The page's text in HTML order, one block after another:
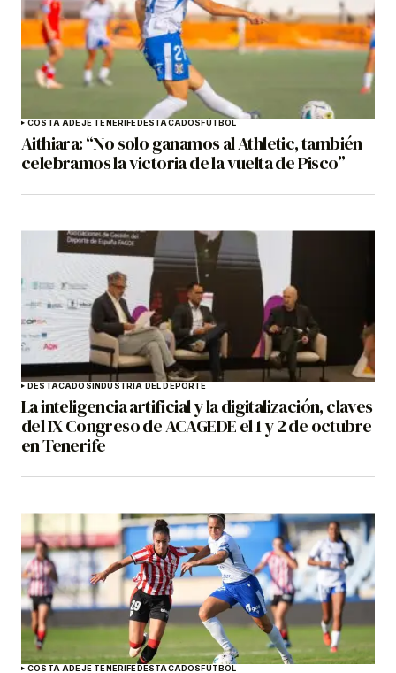
COSTA ADEJE TENERIFE DESTACADOS FÚTBOL
Aithiara: “No solo ganamos al Athletic, también
celebramos la victoria de la vuelta de Pisco”
DESTACADOS INDUSTRIA DEL DEPORTE
La inteligencia artificial y la digitalización, claves
del IX Congreso de ACAGEDE el 1 y 2 de octubre
en Tenerife
COSTA ADEJE TENERIFE DESTACADOS FÚTBOL